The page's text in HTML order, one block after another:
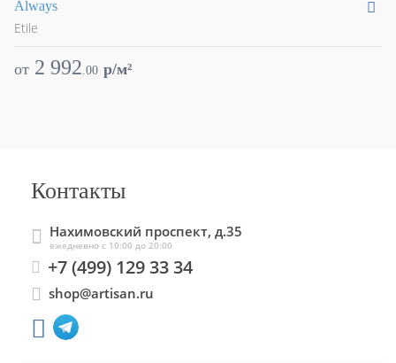
Always
Etile
от 2 992.00 p/м²
Контакты
Нахимовский проспект, д.35
ежедневно с 10:00 до 20:00
+7 (499) 129 33 34
shop@artisan.ru